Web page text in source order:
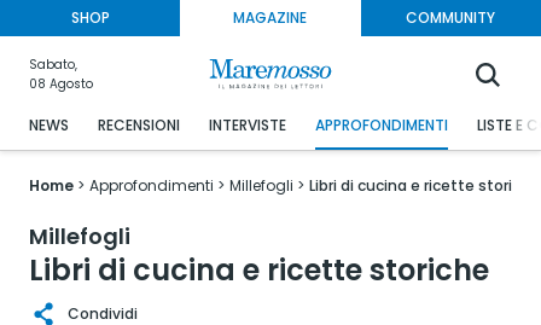
SHOP MAGAZINE COMMUNITY
Sabato,
08 Agosto
NEWS RECENSIONI INTERVISTE APPROFONDIMENTI LISTE E
Home Approfondimenti Millefogli Libri di cucina e ricette storiche
Millefogli
Libri di cucina e ricette storiche
Condividi